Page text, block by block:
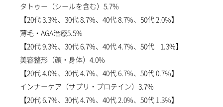
タトゥー（シールを含む）5.7%
【20代 3.3%、30代 8.7%、40代 8.7%、50代 2.0%】
薄毛・AGA治療5.5%
【20代 9.3%、30代 6.7%、40代 4.7%、50代 1.3%】
美容整形（顔・身体）4.0%
【20代 4.0%、30代 4.7%、40代 6.7%、50代 0.7%】
インナーケア（サプリ・プロテイン）3.7%
【20代 6.7%、30代 4.7%、40代 2.0%、50代 1.3%】